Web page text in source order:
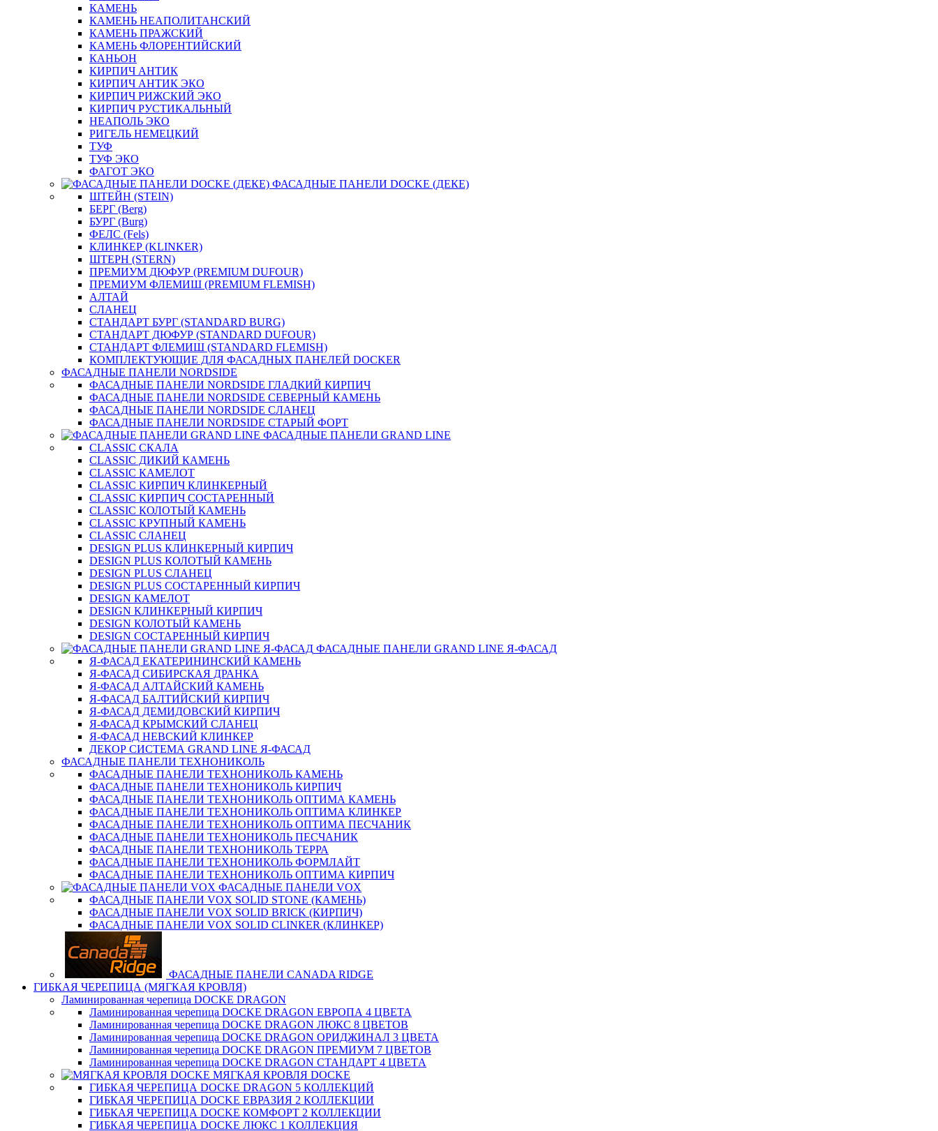
КАМЕНЬ
КАМЕНЬ НЕАПОЛИТАНСКИЙ
КАМЕНЬ ПРАЖСКИЙ
КАМЕНЬ ФЛОРЕНТИЙСКИЙ
КАНЬОН
КИРПИЧ АНТИК
КИРПИЧ АНТИК ЭКО
КИРПИЧ РИЖСКИЙ ЭКО
КИРПИЧ РУСТИКАЛЬНЫЙ
НЕАПОЛЬ ЭКО
РИГЕЛЬ НЕМЕЦКИЙ
ТУФ
ТУФ ЭКО
ФАГОТ ЭКО
ФАСАДНЫЕ ПАНЕЛИ DOCKE (ДЕКЕ)
ШТЕЙН (STEIN)
БЕРГ (Berg)
БУРГ (Burg)
ФЕЛС (Fels)
КЛИНКЕР (KLINKER)
ШТЕРН (STERN)
ПРЕМИУМ ДЮФУР (PREMIUM DUFOUR)
ПРЕМИУМ ФЛЕМИШ (PREMIUM FLEMISH)
АЛТАЙ
СЛАНЕЦ
СТАНДАРТ БУРГ (STANDARD BURG)
СТАНДАРТ ДЮФУР (STANDARD DUFOUR)
СТАНДАРТ ФЛЕМИШ (STANDARD FLEMISH)
КОМПЛЕКТУЮЩИЕ ДЛЯ ФАСАДНЫХ ПАНЕЛЕЙ DOCKER
ФАСАДНЫЕ ПАНЕЛИ NORDSIDE
ФАСАДНЫЕ ПАНЕЛИ NORDSIDE ГЛАДКИЙ КИРПИЧ
ФАСАДНЫЕ ПАНЕЛИ NORDSIDE СЕВЕРНЫЙ КАМЕНЬ
ФАСАДНЫЕ ПАНЕЛИ NORDSIDE СЛАНЕЦ
ФАСАДНЫЕ ПАНЕЛИ NORDSIDE СТАРЫЙ ФОРТ
ФАСАДНЫЕ ПАНЕЛИ GRAND LINE
CLASSIC СКАЛА
CLASSIC ДИКИЙ КАМЕНЬ
CLASSIC КАМЕЛОТ
CLASSIC КИРПИЧ КЛИНКЕРНЫЙ
CLASSIC КИРПИЧ СОСТАРЕННЫЙ
CLASSIC КОЛОТЫЙ КАМЕНЬ
CLASSIC КРУПНЫЙ КАМЕНЬ
CLASSIC СЛАНЕЦ
DESIGN PLUS КЛИНКЕРНЫЙ КИРПИЧ
DESIGN PLUS КОЛОТЫЙ КАМЕНЬ
DESIGN PLUS СЛАНЕЦ
DESIGN PLUS СОСТАРЕННЫЙ КИРПИЧ
DESIGN КАМЕЛОТ
DESIGN КЛИНКЕРНЫЙ КИРПИЧ
DESIGN КОЛОТЫЙ КАМЕНЬ
DESIGN СОСТАРЕННЫЙ КИРПИЧ
ФАСАДНЫЕ ПАНЕЛИ GRAND LINE Я-ФАСАД
Я-ФАСАД ЕКАТЕРИНИНСКИЙ КАМЕНЬ
Я-ФАСАД СИБИРСКАЯ ДРАНКА
Я-ФАСАД АЛТАЙСКИЙ КАМЕНЬ
Я-ФАСАД БАЛТИЙСКИЙ КИРПИЧ
Я-ФАСАД ДЕМИДОВСКИЙ КИРПИЧ
Я-ФАСАД КРЫМСКИЙ СЛАНЕЦ
Я-ФАСАД НЕВСКИЙ КЛИНКЕР
ДЕКОР СИСТЕМА GRAND LINE Я-ФАСАД
ФАСАДНЫЕ ПАНЕЛИ ТЕХНОНИКОЛЬ
ФАСАДНЫЕ ПАНЕЛИ ТЕХНОНИКОЛЬ КАМЕНЬ
ФАСАДНЫЕ ПАНЕЛИ ТЕХНОНИКОЛЬ КИРПИЧ
ФАСАДНЫЕ ПАНЕЛИ ТЕХНОНИКОЛЬ ОПТИМА КАМЕНЬ
ФАСАДНЫЕ ПАНЕЛИ ТЕХНОНИКОЛЬ ОПТИМА КЛИНКЕР
ФАСАДНЫЕ ПАНЕЛИ ТЕХНОНИКОЛЬ ОПТИМА ПЕСЧАНИК
ФАСАДНЫЕ ПАНЕЛИ ТЕХНОНИКОЛЬ ПЕСЧАНИК
ФАСАДНЫЕ ПАНЕЛИ ТЕХНОНИКОЛЬ ТЕРРА
ФАСАДНЫЕ ПАНЕЛИ ТЕХНОНИКОЛЬ ФОРМЛАЙТ
ФАСАДНЫЕ ПАНЕЛИ ТЕХНОНИКОЛЬ ОПТИМА КИРПИЧ
ФАСАДНЫЕ ПАНЕЛИ VOX
ФАСАДНЫЕ ПАНЕЛИ VOX SOLID STONE (КАМЕНЬ)
ФАСАДНЫЕ ПАНЕЛИ VOX SOLID BRICK (КИРПИЧ)
ФАСАДНЫЕ ПАНЕЛИ VOX SOLID CLINКER (КЛИНКЕР)
ФАСАДНЫЕ ПАНЕЛИ CANADA RIDGE
ГИБКАЯ ЧЕРЕПИЦА (МЯГКАЯ КРОВЛЯ)
Ламинированная черепица DOCKE DRAGON
Ламинированная черепица DOCKE DRAGON ЕВРОПА 4 ЦВЕТА
Ламинированная черепица DOCKE DRAGON ЛЮКС 8 ЦВЕТОВ
Ламинированная черепица DOCKE DRAGON ОРИДЖИНАЛ 3 ЦВЕТА
Ламинированная черепица DOCKE DRAGON ПРЕМИУМ 7 ЦВЕТОВ
Ламинированная черепица DOCKE DRAGON СТАНДАРТ 4 ЦВЕТA
МЯГКАЯ КРОВЛЯ DOCKE
ГИБКАЯ ЧЕРЕПИЦА DOCKE DRAGON 5 КОЛЛЕКЦИЙ
ГИБКАЯ ЧЕРЕПИЦА DOCKE ЕВРАЗИЯ 2 КОЛЛЕКЦИИ
ГИБКАЯ ЧЕРЕПИЦА DOCKE КОМФОРТ 2 КОЛЛЕКЦИИ
ГИБКАЯ ЧЕРЕПИЦА DOCKE ЛЮКС 1 КОЛЛЕКЦИЯ